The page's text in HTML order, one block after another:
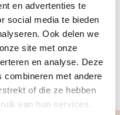
en advertenties te
social media te bieden
Ook delen we
site met onze
en analyse. Deze
combineren met andere
of die ze hebben
van hun services.